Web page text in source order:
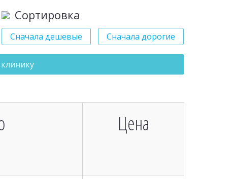
Сортировка
Сначала дешевые Сначала дорогие
Цена